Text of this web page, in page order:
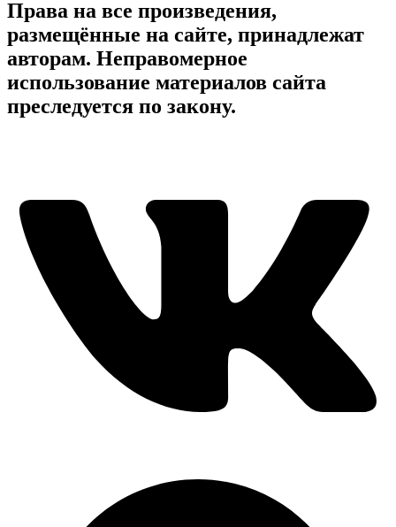
Права на все произведения,
размещённые на сайте, принадлежат
авторам. Неправомерное
использование материалов сайта
преследуется по закону.